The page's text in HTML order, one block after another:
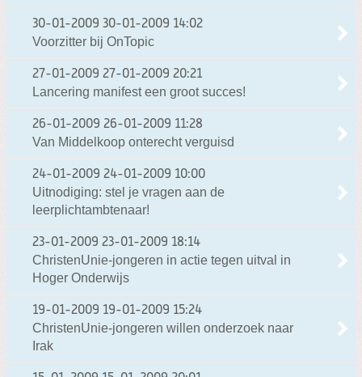
30-01-2009 30-01-2009 14:02
Voorzitter bij OnTopic
27-01-2009 27-01-2009 20:21
Lancering manifest een groot succes!
26-01-2009 26-01-2009 11:28
Van Middelkoop onterecht verguisd
24-01-2009 24-01-2009 10:00
Uitnodiging: stel je vragen aan de
leerplichtambtenaar!
23-01-2009 23-01-2009 18:14
ChristenUnie-jongeren in actie tegen uitval in
Hoger Onderwijs
19-01-2009 19-01-2009 15:24
ChristenUnie-jongeren willen onderzoek naar
Irak